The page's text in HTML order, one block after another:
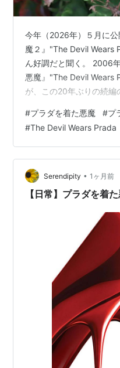
今年（2026年）５月に
魔２』"The Devil Wears
ん好調だと聞く。 2006
悪魔』"The Devil Wears
が、この20年ぶりの続編
が、世間的な興行は大い
ニーのお偉方もさぞホッ
も、公開後しばらくは平
く、「ファミリー層」で
女性の動員が非常に良い
#プラダを着た悪魔 #プ
#The Devil Wears Prada
Serendipity • 1ヶ月前
【日常】プラダを着